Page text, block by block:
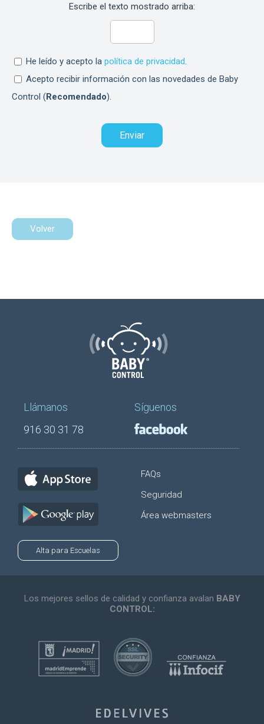
Escribe el texto mostrado arriba:
He leído y acepto la política de privacidad.
Acepto recibir información con las novedades de Baby
Control (Recomendado).
Volver
Llámanos
916 30 31 78
Síguenos
FAQs
Seguridad
Área webmasters
Alta para Escuelas
Los mejores sellos de calidad y confianza avalan BABY
CONTROL: